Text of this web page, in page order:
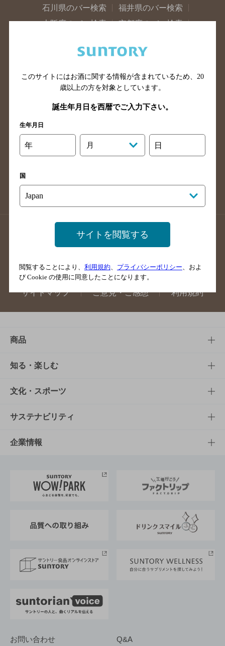
石川県のバー検索
福井県のバー検索
大阪府のバー検索
京都府のバー検索
滋賀県のバー検索
和歌山県のバー検索
山口県のバー検索
鳥取県のバー検索
島根県のバー検索
徳島県のバー検索
高知県のバー検索
福岡県のバー検索
長崎県のバー検索
佐賀県のバー検索
店舗登録方法のご案内
店舗情報更新方法のご案内
掲載店舗様ログイン
サイトマップ ご意見・ご感想 利用規約
商品
商品TOP
商品一覧
商品発売情報
栄養成分一覧
知る・楽しむ
知る・楽しむTOP
キャンペーン
工場見学
地域情報
文化・スポーツ
文化・スポーツTOP
サントリーホール
サントリーサンバーズ大阪
サステナビリティ
サステナビリティTOP
サントリーが考えるサステナビリティ経営
企業情報
企業概要
採用情報
お問い合わせ Q&A
このサイトにはお酒に関する情報が含まれているため、 20
歳以上の方を対象としています。
誕生年月日を西暦でご入力下さい。
生年月日
年 月 日
国
サイトを閲覧する
閲覧することにより、 利用規約 プライバシーポリシー 、およ
び Cookie の使用に同意したことになります。